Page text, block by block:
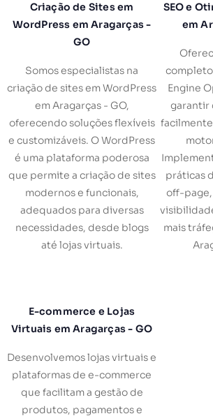
Criação de Sites em
WordPress em Aragarças -
GO
Somos especialistas na
criação de sites em WordPress
em Aragarças - GO,
oferecendo soluções flexíveis
e customizáveis. O WordPress
é uma plataforma poderosa
que permite a criação de sites
modernos e funcionais,
adequados para diversas
necessidades, desde blogs
até lojas virtuais.
SEO e
em
Engine
garantir
práticas
off-page,
mais
E-commerce e Lojas
Virtuais em Aragarças - GO
Desenvolvemos lojas virtuais e
plataformas de e-commerce
que facilitam a gestão de
produtos, pagamentos e